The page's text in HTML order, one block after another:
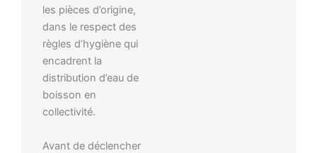
les pièces d’origine,
dans le respect des
règles d’hygiène qui
encadrent la
distribution d’eau de
boisson en
collectivité.
Avant de déclencher